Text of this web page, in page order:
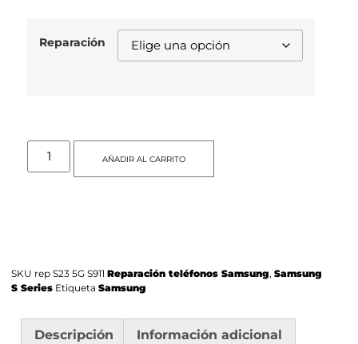
Reparación
AÑADIR AL CARRITO
SKU rep S23 5G S911 Reparación teléfonos Samsung, Samsung
S Series Etiqueta Samsung
Descripción Información adicional